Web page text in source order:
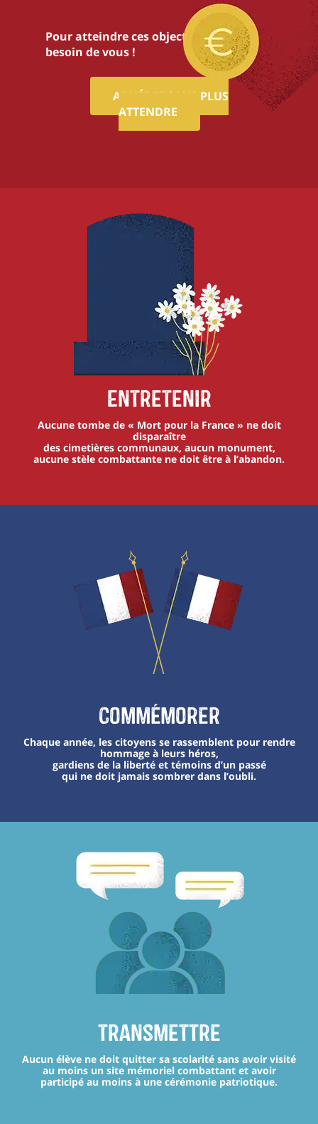
Pour atteindre ces objectifs,nous avons
besoin de vous !
ADHÉREZ SANS PLUS
ATTENDRE
Entretenir
Aucune tombe de « Mort pour la France » ne doit
disparaître
des cimetières communaux, aucun monument,
aucune stèle combattante ne doit être à l’abandon.
Commémorer
Chaque année, les citoyens se rassemblent pour rendre
hommage à leurs héros,
gardiens de la liberté et témoins d’un passé
qui ne doit jamais sombrer dans l’oubli.
transmettre
Aucun élève ne doit quitter sa scolarité sans avoir visité
au moins un site mémoriel combattant et avoir
participé au moins à une cérémonie patriotique.